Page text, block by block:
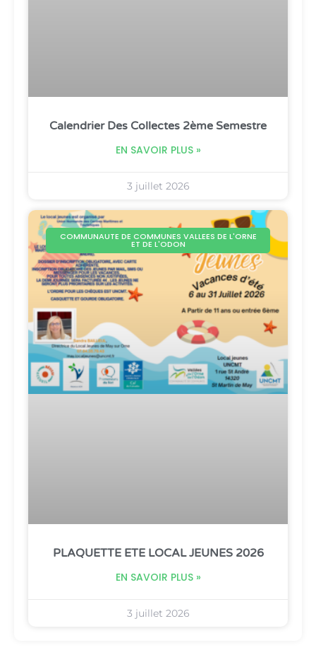
Calendrier Des Collectes 2ème Semestre
EN SAVOIR PLUS »
3 juillet 2026
COMMUNAUTE DE COMMUNES VALLEES DE L'ORNE
ET DE L'ODON
PLAQUETTE ETE LOCAL JEUNES 2026
EN SAVOIR PLUS »
3 juillet 2026